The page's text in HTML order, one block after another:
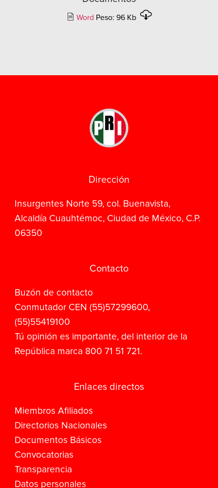
Word Peso: 96 Kb
Dirección
Insurgentes Norte 59, col. Buenavista,
Alcaldía Cuauhtémoc, Ciudad de México, C.P.
06350
Contacto
Buzón de contacto
Conmutador CEN (55)57299600,
(55)55419100
Tú opinión es importante, del interior de la
República marca 800 71 51 721.
Enlaces directos
Miembros Afiliados
Directorios Nacionales
Documentos Básicos
Convocatorias
Transparencia
Datos personales